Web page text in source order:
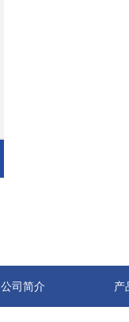
公司简介 产